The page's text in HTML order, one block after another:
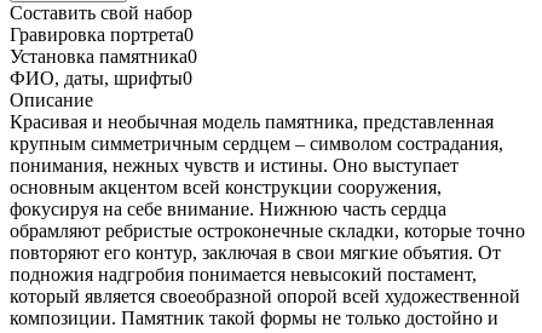
Составить свой набор
Гравировка портрета0
Установка памятника0
ФИО, даты, шрифты0
Описание
Красивая и необычная модель памятника, представленная
крупным симметричным сердцем – символом сострадания,
понимания, нежных чувств и истины. Оно выступает
основным акцентом всей конструкции сооружения,
фокусируя на себе внимание. Нижнюю часть сердца
обрамляют ребристые остроконечные складки, которые точно
повторяют его контур, заключая в свои мягкие объятия. От
подножия надгробия понимается невысокий постамент,
который является своеобразной опорой всей художественной
композиции. Памятник такой формы не только достойно и